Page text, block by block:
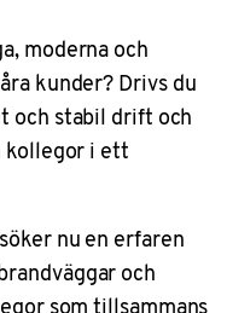
moderna och
kunder? Drivs du
och stabil drift och
kollegor i ett
nu en erfaren
och